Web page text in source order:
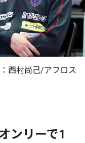
西村尚己/アフロス
ンリーで1